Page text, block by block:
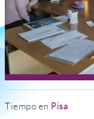
Tiempo en Pisa